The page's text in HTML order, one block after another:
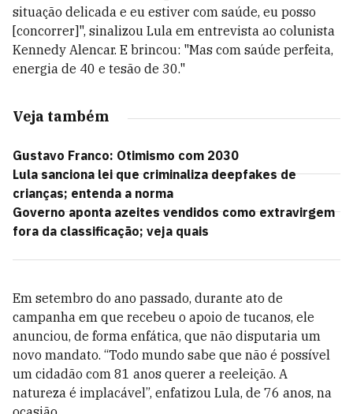
situação delicada e eu estiver com saúde, eu posso
[concorrer]", sinalizou Lula em entrevista ao colunista
Kennedy Alencar. E brincou: "Mas com saúde perfeita,
energia de 40 e tesão de 30."
Veja também
Gustavo Franco: Otimismo com 2030
Lula sanciona lei que criminaliza deepfakes de
crianças; entenda a norma
Governo aponta azeites vendidos como extravirgem
fora da classificação; veja quais
Em setembro do ano passado, durante ato de
campanha em que recebeu o apoio de tucanos, ele
anunciou, de forma enfática, que não disputaria um
novo mandato. “Todo mundo sabe que não é possível
um cidadão com 81 anos querer a reeleição. A
natureza é implacável”, enfatizou Lula, de 76 anos, na